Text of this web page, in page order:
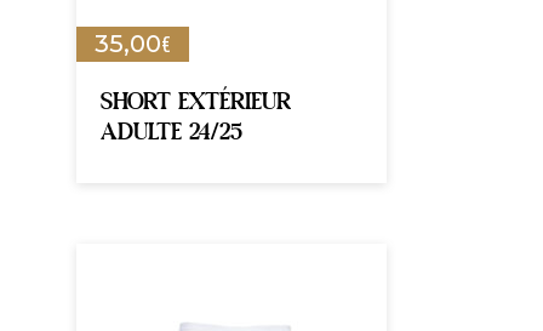
35,00€
SHORT EXTÉRIEUR
ADULTE 24/25